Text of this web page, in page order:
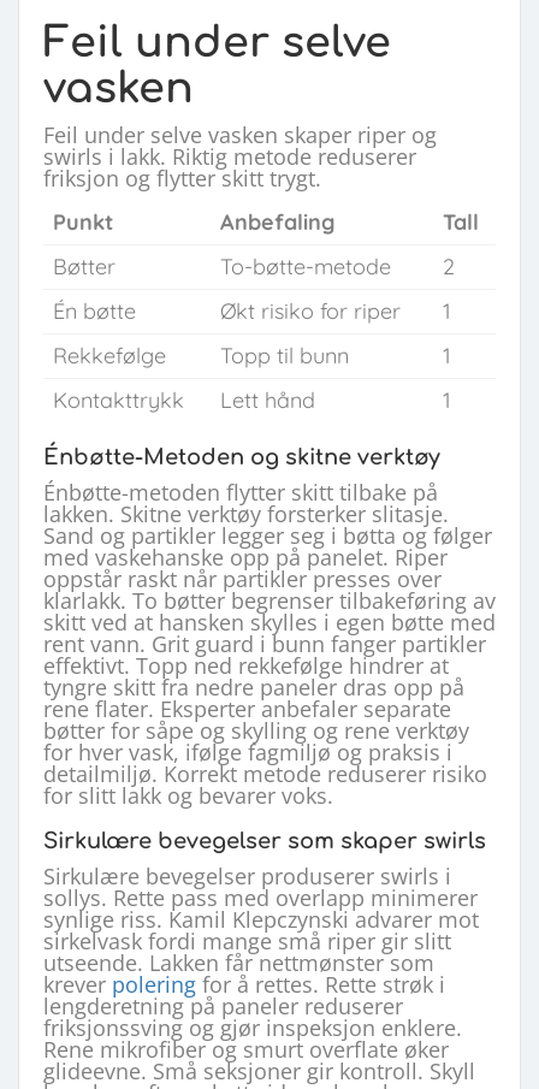
Feil under selve
vasken
Feil under selve vasken skaper riper og
swirls i lakk. Riktig metode reduserer
friksjon og flytter skitt trygt.
Punkt Anbefaling
Tall
Bøtter
To-bøtte-metode
2
Én bøtte
Økt risiko for riper
1
Rekkefølge
Topp til bunn
1
Kontakttrykk
Lett hånd 1
Énbøtte-Metoden og skitne verktøy
Énbøtte-metoden flytter skitt tilbake på
lakken. Skitne verktøy forsterker slitasje.
Sand og partikler legger seg i bøtta og følger
med vaskehanske opp på panelet. Riper
oppstår raskt når partikler presses over
klarlakk. To bøtter begrenser tilbakeføring av
skitt ved at hansken skylles i egen bøtte med
rent vann. Grit guard i bunn fanger partikler
effektivt. Topp ned rekkefølge hindrer at
tyngre skitt fra nedre paneler dras opp på
rene flater. Eksperter anbefaler separate
bøtter for såpe og skylling og rene verktøy
for hver vask, ifølge fagmiljø og praksis i
detailmiljø. Korrekt metode reduserer risiko
for slitt lakk og bevarer voks.
Sirkulære bevegelser som skaper swirls
Sirkulære bevegelser produserer swirls i
sollys. Rette pass med overlapp minimerer
synlige riss. Kamil Klepczynski advarer mot
sirkelvask fordi mange små riper gir slitt
utseende. Lakken får nettmønster som
krever polering for å rettes. Rette strøk i
lengderetning på paneler reduserer
friksjonssving og gjør inspeksjon enklere.
Rene mikrofiber og smurt overflate øker
glideevne. Små seksjoner gir kontroll. Skyll